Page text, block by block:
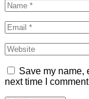
Save my name,
next time I